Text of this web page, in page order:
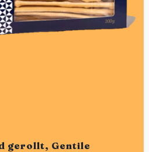
gerollt, Gentile